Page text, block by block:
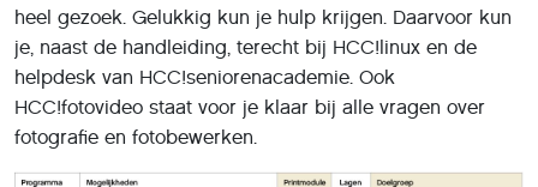
heel gezoek. Gelukkig kun je hulp krijgen. Daarvoor kun
je, naast de handleiding, terecht bij HCC!linux en de
helpdesk van HCC!seniorenacademie. Ook
HCC!fotovideo staat voor je klaar bij alle vragen over
fotografie en fotobewerken.